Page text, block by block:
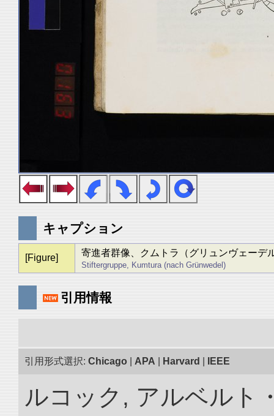
キャプション
[Figure] 寄進者群像、クムトラ（グリュンヴェーデ
Stiftergruppe, Kumtura (nach Grünwedel)
引用情報
引用形式選択: Chicago APA Harvard IEEE
ルコック, アルベルト